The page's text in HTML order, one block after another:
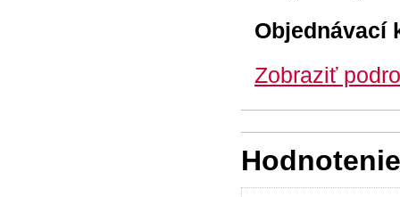
Objednávací
Zobraziť